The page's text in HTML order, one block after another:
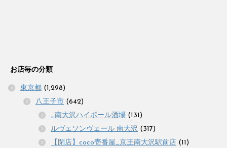
お店毎の分類
東京都 (1,298)
八王子市 (642)
_南大沢ハイボール酒場 (131)
ルヴェソンヴェール 南大沢 (317)
【閉店】coco壱番屋_京王南大沢駅前店 (11)